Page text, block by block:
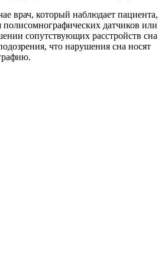
врач, который наблюдает пациента,
датчиков или
сопутствующих расстройств сна
что нарушения сна носят